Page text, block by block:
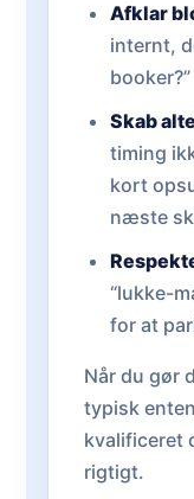
Afklar
internt,
booker?”
Skab
timing
kort
næste
“lukke-
for at
Når du gør
typisk
kvalificeret
rigtigt.